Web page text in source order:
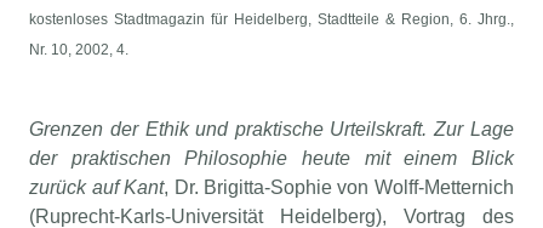
kostenloses Stadtmagazin für Heidelberg, Stadtteile & Region, 6. Jhrg.,
Nr. 10, 2002, 4.
Grenzen der Ethik und praktische Urteilskraft. Zur Lage
der praktischen Philosophie heute mit einem Blick
zurück auf Kant, Dr. Brigitta-Sophie von Wolff-Metternich
(Ruprecht-Karls-Universität Heidelberg), Vortrag des